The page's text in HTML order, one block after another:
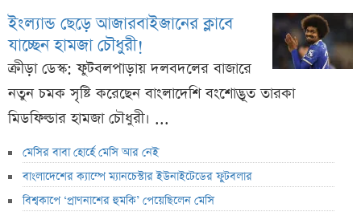
ইংল্যান্ড ছেড়ে আজারবাইজানের ক্লাবে
যাচ্ছেন হামজা চৌধুরী!
ক্রীড়া ডেস্ক: ফুটবলপাড়ায় দলবদলের বাজারে
নতুন চমক সৃষ্টি করেছেন বাংলাদেশি বংশোদ্ভূত তারকা
মিডফিল্ডার হামজা চৌধুরী। ...
মেসির বাবা হোর্হে মেসি আর নেই
বাংলাদেশের ক্যাম্পে ম্যানচেস্টার ইউনাইটেডের ফুটবলার
বিশ্বকাপে ‘প্রাণনাশের হুমকি’ পেয়েছিলেন মেসি